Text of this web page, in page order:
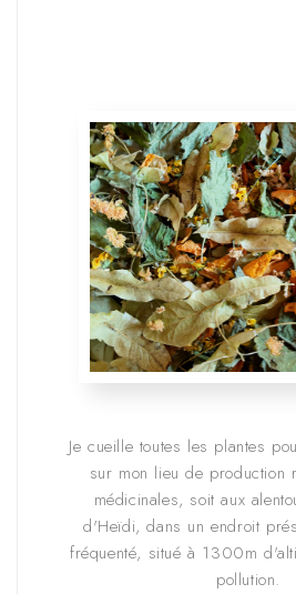
Je cueille toutes les plantes
sur mon lieu de production
médicinales, soit aux
d'Heïdi, dans un endroit
fréquenté, situé à 1300m
pollution.